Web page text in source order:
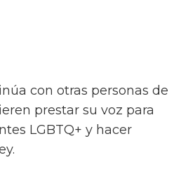
con otras personas de
prestar su voz para
LGBTQ+ y hacer